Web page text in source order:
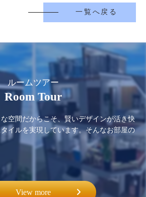
一覧へ戻る
View more
ルームツアー
Room Tour
空間だからこそ、賢いデザインが活き快
イルを実現しています。そんなお部屋の